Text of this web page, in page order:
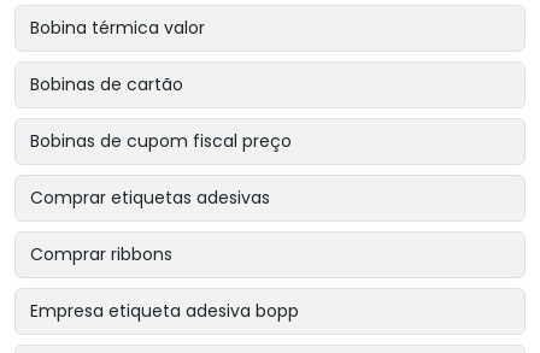
Bobina térmica valor
Bobinas de cartão
Bobinas de cupom fiscal preço
Comprar etiquetas adesivas
Comprar ribbons
Empresa etiqueta adesiva bopp